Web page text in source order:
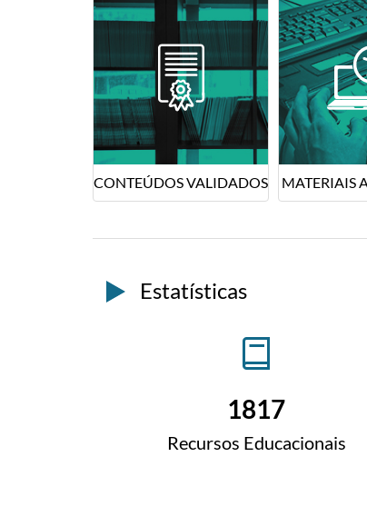
CONTEÚDOS VALIDADOS MATERIAIS
Estatísticas
1817
Recursos Educacionais